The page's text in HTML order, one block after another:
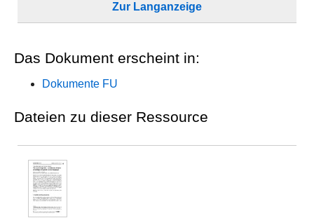
Zur Langanzeige
Das Dokument erscheint in:
Dokumente FU
Dateien zu dieser Ressource